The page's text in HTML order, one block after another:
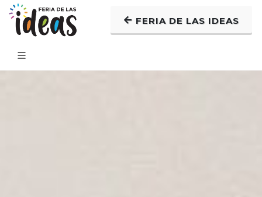
FERIA DE LAS IDEAS